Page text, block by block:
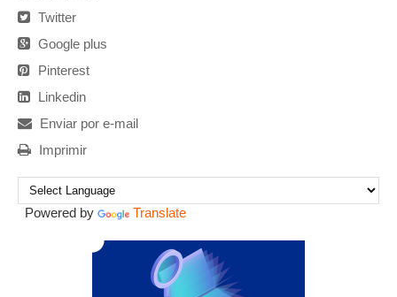
Twitter
Google plus
Pinterest
Linkedin
Enviar por e-mail
Imprimir
Powered by Translate